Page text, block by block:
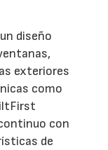
diseño
exteriores
como
con
de